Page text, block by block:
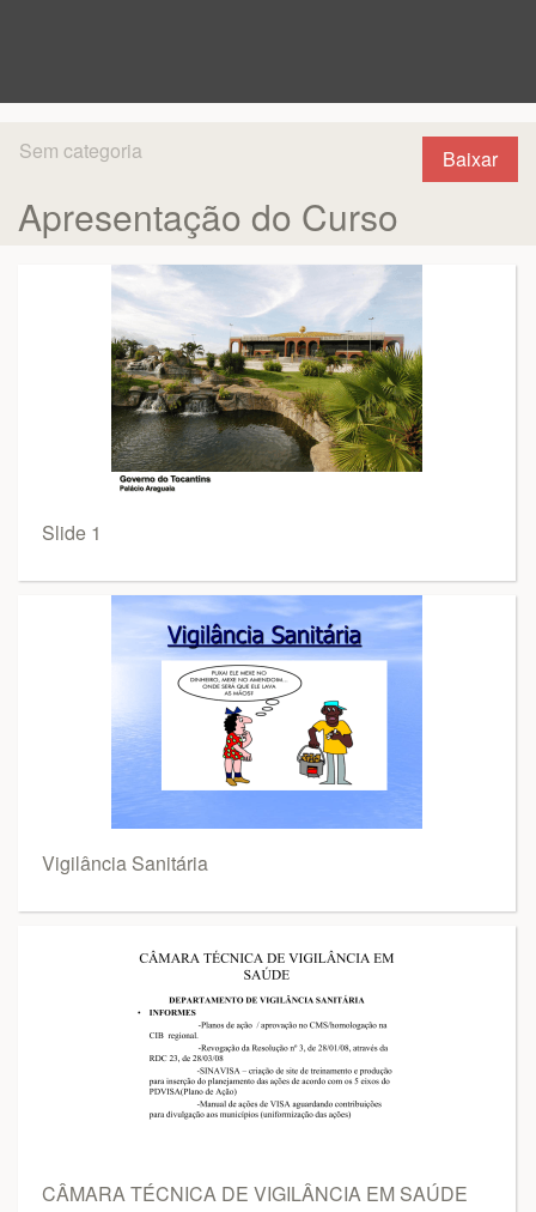
Baixar
Sem categoria
Apresentação do Curso
Slide 1
Vigilância Sanitária
CÂMARA TÉCNICA DE VIGILÂNCIA EM SAÚDE